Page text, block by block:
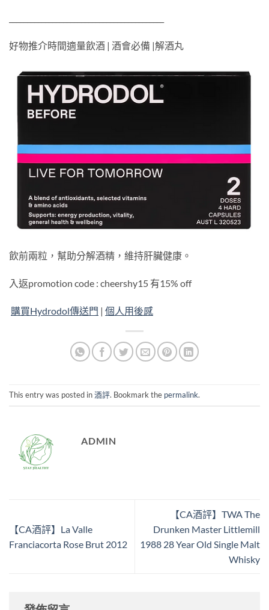
好物推介時間適量飲酒 | 酒會必備 |解酒丸
飲前兩粒，幫助分解酒精，維持肝臟健康。
入返promotion code : cheershy15 有15% off
購買Hydrodol傳送門 | 個人用後感
This entry was posted in酒評. Bookmark the permalink.
ADMIN
【CA酒評】La Valle
Franciacorta Rose Brut 2012
【CA酒評】TWA The
Drunken Master Littlemill
1988 28 Year Old Single Malt
Whisky